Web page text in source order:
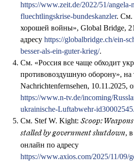
https://www.zeit.de/2022/51/angela-
fluechtlingskrise-bundeskanzler. См.
хорошей войны», Global Bridge,
адресуhttps://globalbridge.ch/ein-
besser-als-ein-guter-krieg/.
См. «Россия все чаще обходит
противовоздушную оборону», на
Nachrichtenfernsehen, 10.11.2025,
https://www.n-tv.de/incoming/
ukrainische-Luftabwehr-
См. Stef W. Kight:Scoop:
stalled by government shutdown,
онлайн по адресу
https://www.axios.com/2025/11/09/